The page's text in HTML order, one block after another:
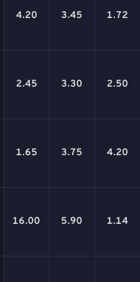
4.20 3.45 1.72
2.45 3.30 2.50
1.65 3.75 4.20
16.00 5.90 1.14